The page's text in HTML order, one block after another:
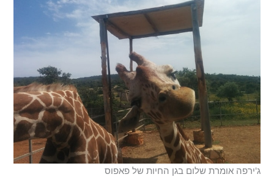
ג'ירפה אומרת שלום בגן החיות של פאפוס